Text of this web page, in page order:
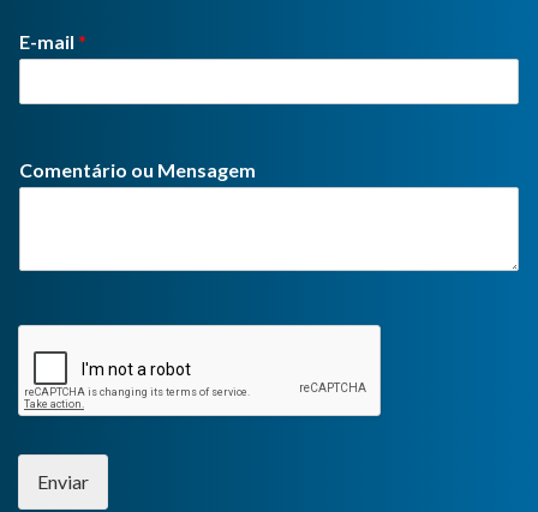
E-mail *
Comentário ou Mensagem
Enviar